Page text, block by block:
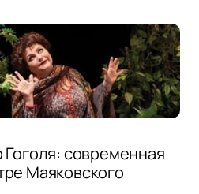
Гоголя: современная
Маяковского